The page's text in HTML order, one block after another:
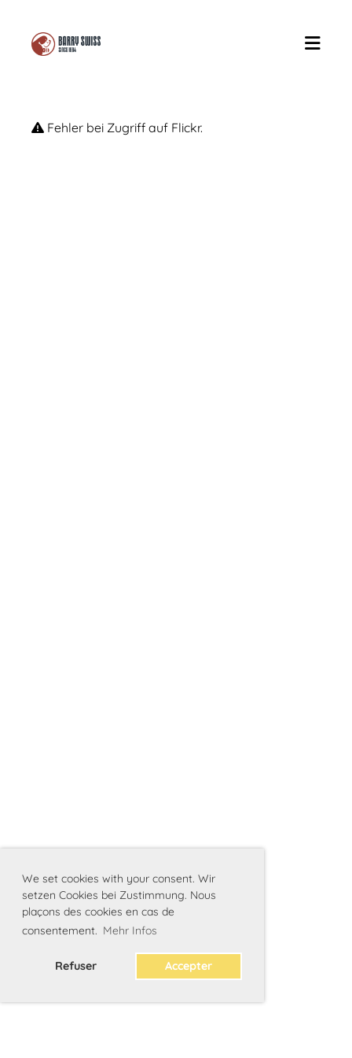
We set cookies with your consent. Wir
setzen Cookies bei Zustimmung. Nous
plaçons des cookies en cas de
consentement. Mehr Infos
Refuser Accepter
Fehler bei Zugriff auf Flickr.